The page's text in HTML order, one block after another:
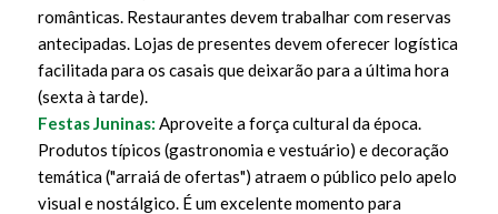
românticas. Restaurantes devem trabalhar com reservas
antecipadas. Lojas de presentes devem oferecer logística
facilitada para os casais que deixarão para a última hora
(sexta à tarde).
Festas Juninas: Aproveite a força cultural da época.
Produtos típicos (gastronomia e vestuário) e decoração
temática ("arraiá de ofertas") atraem o público pelo apelo
visual e nostálgico. É um excelente momento para